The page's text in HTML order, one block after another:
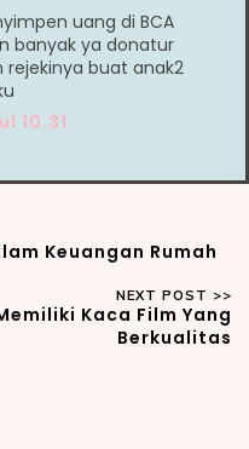
uang di BCA
banyak ya donatur
rejekinya buat anak2
10.31
Keuangan Rumah
Kaca Film Yang
Berkualitas